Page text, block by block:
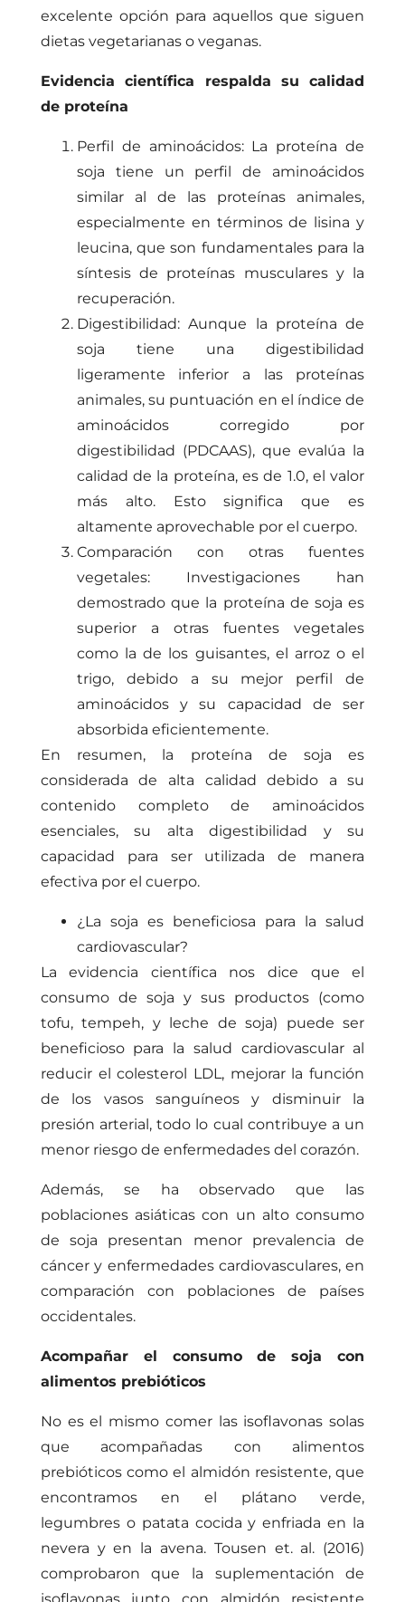
excelente opción para aquellos que siguen
dietas vegetarianas o veganas.
Evidencia científica respalda su calidad
de proteína
Perfil de aminoácidos: La proteína de
soja tiene un perfil de aminoácidos
similar al de las proteínas animales,
especialmente en términos de lisina y
leucina, que son fundamentales para la
síntesis de proteínas musculares y la
recuperación.
Digestibilidad: Aunque la proteína de
soja tiene una digestibilidad
ligeramente inferior a las proteínas
animales, su puntuación en el índice de
aminoácidos corregido por
digestibilidad (PDCAAS), que evalúa la
calidad de la proteína, es de 1.0, el valor
más alto. Esto significa que es
altamente aprovechable por el cuerpo.
Comparación con otras fuentes
vegetales: Investigaciones han
demostrado que la proteína de soja es
superior a otras fuentes vegetales
como la de los guisantes, el arroz o el
trigo, debido a su mejor perfil de
aminoácidos y su capacidad de ser
absorbida eficientemente.
En resumen, la proteína de soja es
considerada de alta calidad debido a su
contenido completo de aminoácidos
esenciales, su alta digestibilidad y su
capacidad para ser utilizada de manera
efectiva por el cuerpo.
¿La soja es beneficiosa para la salud
cardiovascular?
La evidencia científica nos dice que el
consumo de soja y sus productos (como
tofu, tempeh, y leche de soja) puede ser
beneficioso para la salud cardiovascular al
reducir el colesterol LDL, mejorar la función
de los vasos sanguíneos y disminuir la
presión arterial, todo lo cual contribuye a un
menor riesgo de enfermedades del corazón.
Además, se ha observado que las
poblaciones asiáticas con un alto consumo
de soja presentan menor prevalencia de
cáncer y enfermedades cardiovasculares, en
comparación con poblaciones de países
occidentales.
Acompañar el consumo de soja con
alimentos prebióticos
No es el mismo comer las isoflavonas solas
que acompañadas con alimentos
prebióticos como el almidón resistente, que
encontramos en el plátano verde,
legumbres o patata cocida y enfriada en la
nevera y en la avena. Tousen et. al. (2016)
comprobaron que la suplementación de
isoflavonas junto con almidón resistente